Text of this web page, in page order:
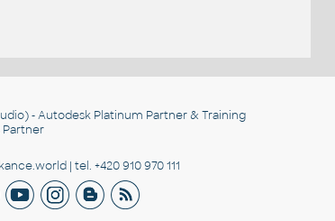
- Autodesk Platinum Partner & Training
Partner
| tel. +420 910 970 111